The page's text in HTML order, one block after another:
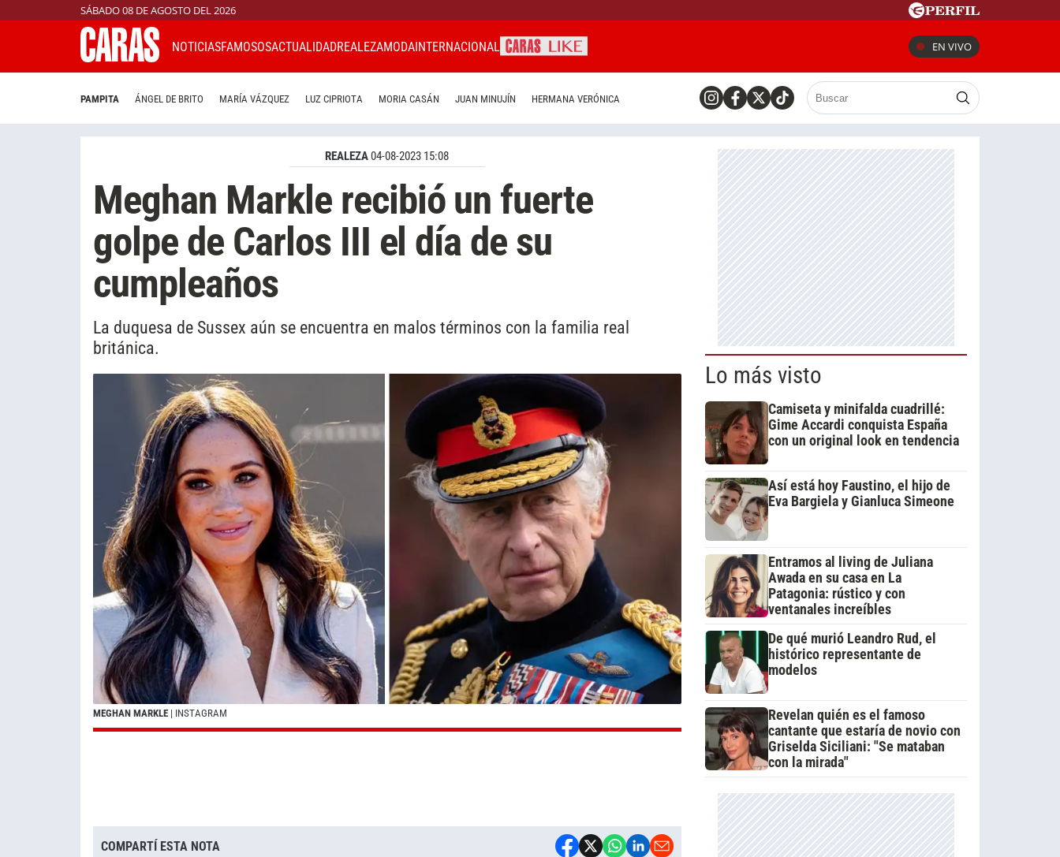
SÁBADO 08 DE AGOSTO DEL 2026
NOTICIASFAMOSOSACTUALIDADREALEZAMODAINTERNACIONAL EN VIVO
PAMPITA ÁNGEL DE BRITO MARÍA VÁZQUEZ LUZ CIPRIOTA MORIA CASÁN JUAN MINUJÍN HERMANA VERÓNICA
REALEZA04-08-2023 15:08
Meghan Markle recibió un fuerte
golpe de Carlos III el día de su
cumpleaños
La duquesa de Sussex aún se encuentra en malos términos con la familia real
británica.
MEGHAN MARKLE | INSTAGRAM
COMPARTÍ ESTA NOTA
Lo más visto
Camiseta y minifalda cuadrillé:
Gime Accardi conquista España
con un original look en tendencia
Así está hoy Faustino, el hijo de
Eva Bargiela y Gianluca Simeone
Entramos al living de Juliana
Awada en su casa en La
Patagonia: rústico y con
ventanales increíbles
De qué murió Leandro Rud, el
histórico representante de
modelos
Revelan quién es el famoso
cantante que estaría de novio con
Griselda Siciliani: "Se mataban
con la mirada"